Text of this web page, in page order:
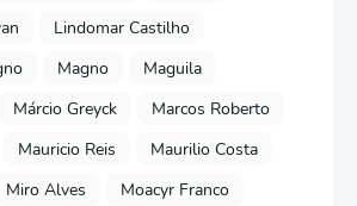
Lindomar Castilho
Magno
Maguila
Márcio Greyck
Marcos Roberto
Mauricio Reis
Maurilio Costa
Miro Alves
Moacyr Franco